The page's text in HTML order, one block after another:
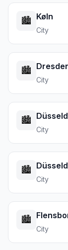
🏙️ Køln
City
🏙️
City
🏙️
City
🏙️
City
🏙️
City